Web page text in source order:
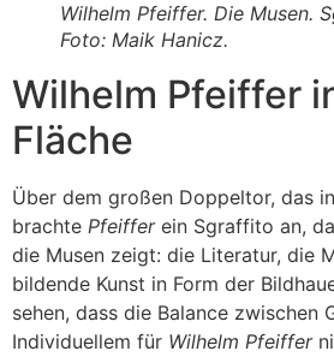
Wilhelm Pfeiffer. Die Musen.
Foto: Maik Hanicz.
Wilhelm Pfeiffer
Fläche
Über dem großen Doppeltor, das
brachte Pfeifferein Sgraffito an,
die Musen zeigt: die Literatur, die
bildende Kunst in Form der
sehen, dass die Balance zwischen
Individuellem für Wilhelm Pfeiffer